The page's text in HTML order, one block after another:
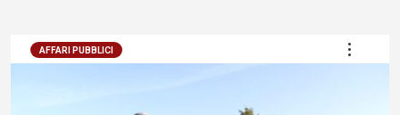
AFFARI PUBBLICI